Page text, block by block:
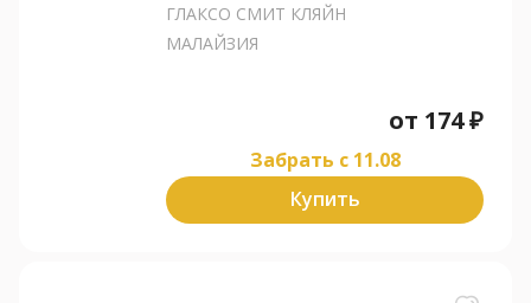
ГЛАКСО СМИТ КЛЯЙН
МАЛАЙЗИЯ
от 174₽
Забрать c 11.08
Купить